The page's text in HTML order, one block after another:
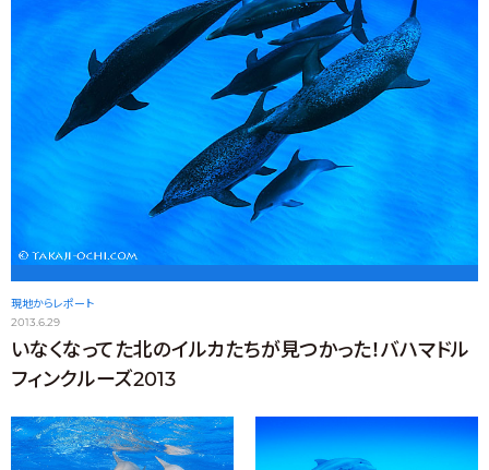
現地からレポート
2013.6.29
いなくなってた北のイルカたちが見つかった！バハマドル
フィンクルーズ2013